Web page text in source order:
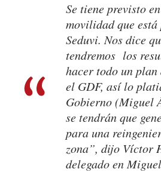
Se tiene previsto
movilidad que
Seduvi. Nos dice
tendremos los
hacer todo un
el GDF, así lo
Gobierno (Miguel
se tendrán que
para una
zona”, dijo Víctor
delegado en